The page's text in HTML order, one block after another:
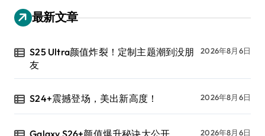
最新文章
S25 Ultra颜值炸裂！定制主题潮到没朋
友
2026年8月6日
S24+震撼登场，美出新高度！ 2026年8月6日
2026年8月6日